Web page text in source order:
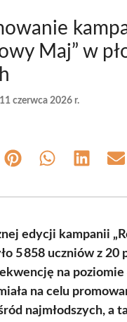
Maj” w
11 czerwca 2026 r.
Share Share Share
edycji kampanii
5 858 uczniów z 20
na poziomie
na celu
najmłodszych, a